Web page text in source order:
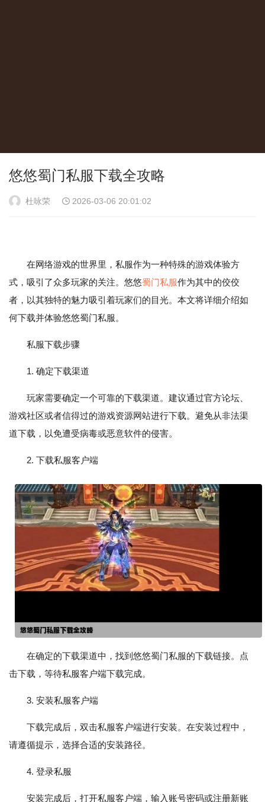
悠悠蜀门私服下载全攻略
杜咏荣 2026-03-06 20:01:02
在网络游戏的世界里，私服作为一种特殊的游戏体验方
式，吸引了众多玩家的关注。悠悠蜀门私服作为其中的佼佼
者，以其独特的魅力吸引着玩家们的目光。本文将详细介绍如
何下载并体验悠悠蜀门私服。
私服下载步骤
1. 确定下载渠道
玩家需要确定一个可靠的下载渠道。建议通过官方论坛、
游戏社区或者信得过的游戏资源网站进行下载。避免从非法渠
道下载，以免遭受病毒或恶意软件的侵害。
2. 下载私服客户端
在确定的下载渠道中，找到悠悠蜀门私服的下载链接。点
击下载，等待私服客户端下载完成。
3. 安装私服客户端
下载完成后，双击私服客户端进行安装。在安装过程中，
请遵循提示，选择合适的安装路径。
4. 登录私服
安装完成后，打开私服客户端，输入账号密码或注册新账